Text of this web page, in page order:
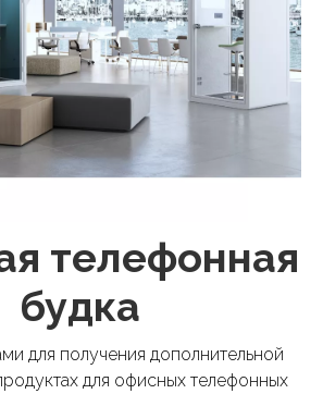
телефонная
будка
для получения дополнительной
для офисных телефонных